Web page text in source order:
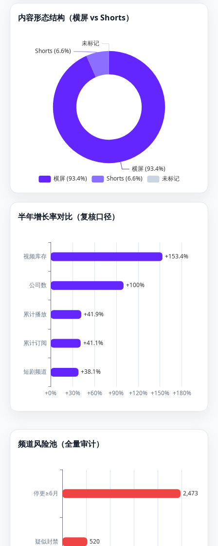
内容形态结构（横屏 vs Shorts）
半年增长率对比（复核口径）
频道风险池（全量审计）